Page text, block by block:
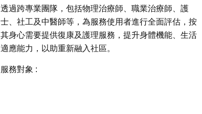
透過跨專業團隊，包括物理治療師、職業治療師、護
士、社工及中醫師等，為服務使用者進行全面評估，按
其身心需要提供復康及護理服務，提升身體機能、生活
適應能力，以助重新融入社區。
服務對象 :